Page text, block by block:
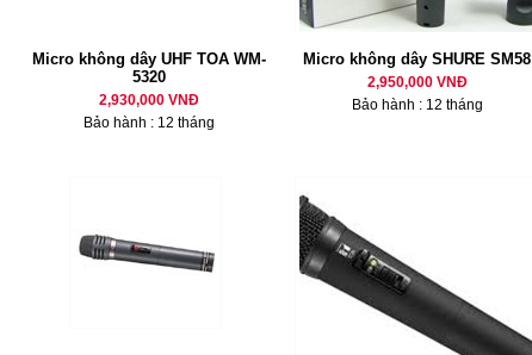
Micro không dây UHF TOA WM-
5320
2,930,000 VNĐ
Bảo hành : 12 tháng
Micro không dây SHURE SM58
2,950,000 VNĐ
Bảo hành : 12 tháng